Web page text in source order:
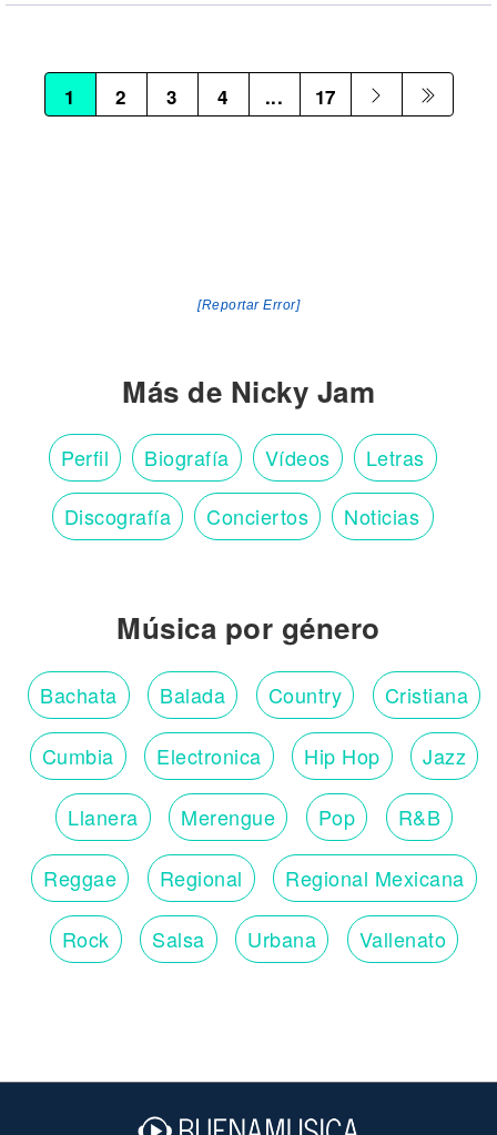
1 2 3 4 ... 17
[Reportar Error]
Más de Nicky Jam
Perfil Biografía Vídeos Letras
Discografía Conciertos Noticias
Música por género
Bachata Balada Country Cristiana
Cumbia Electronica Hip Hop Jazz
Llanera Merengue Pop R&B
Reggae Regional Regional Mexicana
Rock Salsa Urbana Vallenato